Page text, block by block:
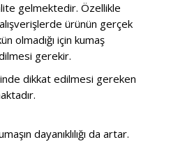
gelmektedir. Özellikle
ürünün gerçek
olmadığı için kumaş
gerekir.
dikkat edilmesi gereken
dayanıklılığı da artar.